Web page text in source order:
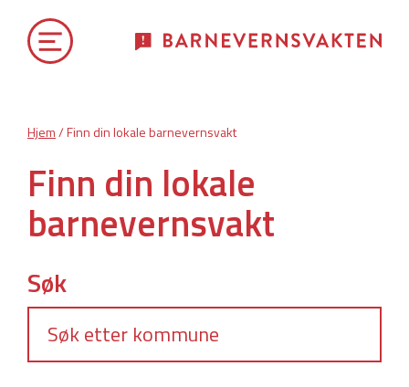
Hjem/ Finn din lokale barnevernsvakt
Finn din lokale
barnevernsvakt
Søk